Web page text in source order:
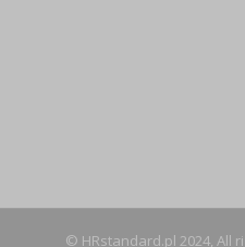
© HRstandard.pl 2024, All